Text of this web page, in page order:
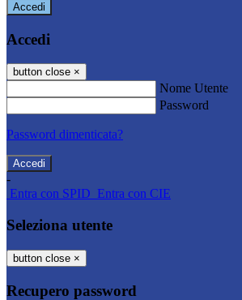
Accedi
Accedi
button close ×
Nome Utente
Password
Password dimenticata?
-
Entra con SPID Entra con CIE
Seleziona utente
button close ×
Recupero password